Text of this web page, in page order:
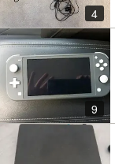
4
9